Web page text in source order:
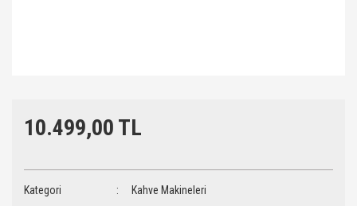
10.499,00 TL
Kategori
Kahve Makineleri